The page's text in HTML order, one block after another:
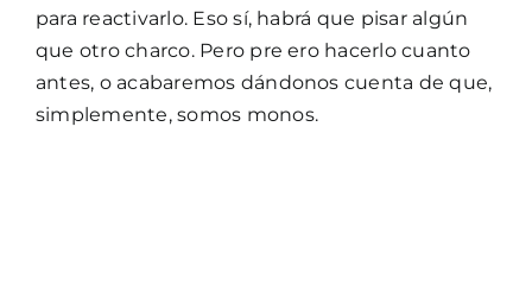
para reactivarlo. Eso sí, habrá que pisar algún
que otro charco. Pero pre ero hacerlo cuanto
antes, o acabaremos dándonos cuenta de que,
simplemente, somos monos.